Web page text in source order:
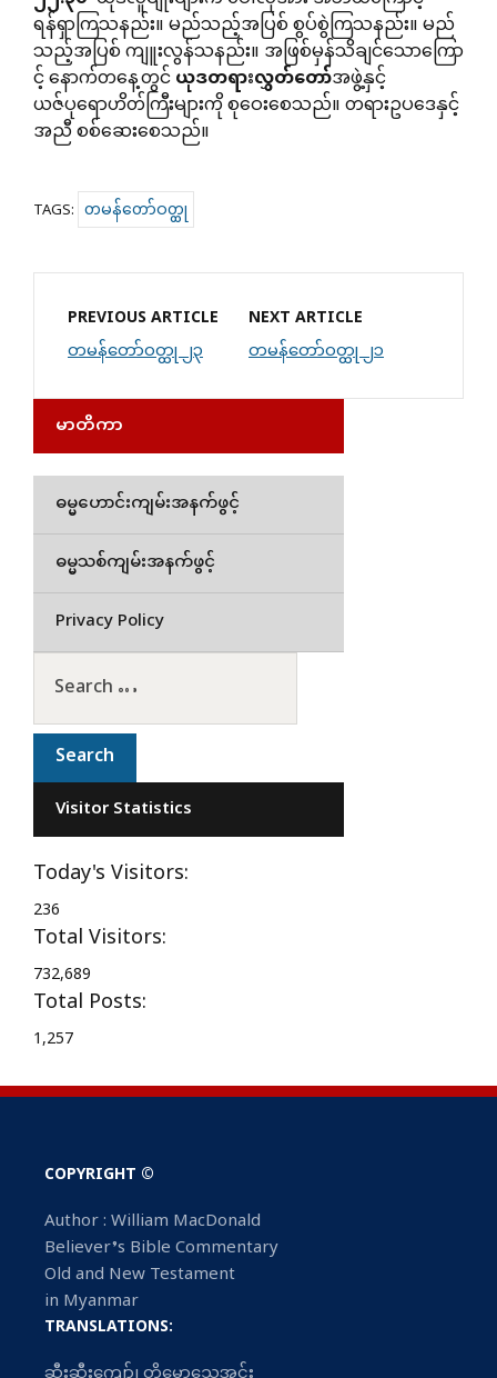
ရန်ရှာကြသနည်း။ မည်သည့်အပြစ် စွပ်စွဲကြသနည်း။ မည်
သည့်အပြစ် ကျူးလွန်သနည်း။ အဖြစ်မှန်သိချင်သောကြော
င့် နောက်တနေ့တွင်ယုဒတရားလွှတ်တော်အဖွဲ့နှင့်
ယဇ်ပုရောဟိတ်ကြီးများကို စုဝေးစေသည်။ တရားဥပဒေနှင့်
အညီ စစ်ဆေးစေသည်။
TAGS: တမန်တော်ဝတ္ထု
PREVIOUS ARTICLE
တမန်တော်ဝတ္ထု ၂၃
NEXT ARTICLE
တမန်တော်ဝတ္ထု ၂၁
မာတိကာ
ဓမ္မဟောင်းကျမ်းအနက်ဖွင့်
ဓမ္မသစ်ကျမ်းအနက်ဖွင့်
Privacy Policy
Visitor Statistics
Today's Visitors:
236
Total Visitors:
732,689
Total Posts:
1,257
COPYRIGHT ©
Author : William MacDonald
Believer’s Bible Commentary
Old and New Testament
in Myanmar
TRANSLATIONS: